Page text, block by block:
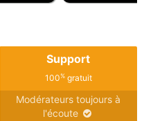
Support
100%gratuit
Modérateurs toujours à
l'écoute